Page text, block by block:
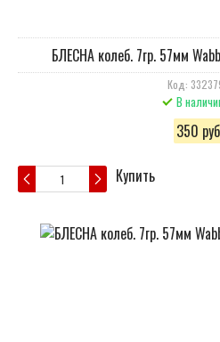
БЛЕСНА колеб. 7гр. 57мм
Код:
В
350
Купить